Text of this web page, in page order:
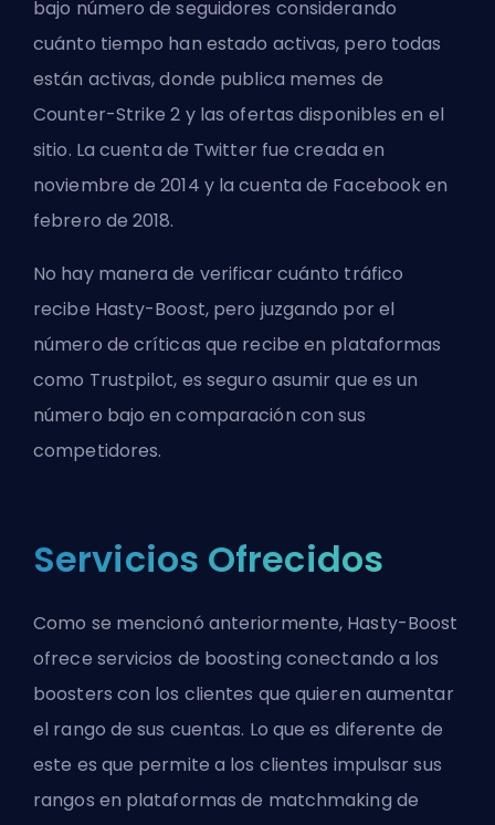
bajo número de seguidores considerando
cuánto tiempo han estado activas, pero todas
están activas, donde publica memes de
Counter-Strike 2 y las ofertas disponibles en el
sitio. La cuenta de Twitter fue creada en
noviembre de 2014 y la cuenta de Facebook en
febrero de 2018.
No hay manera de verificar cuánto tráfico
recibe Hasty-Boost, pero juzgando por el
número de críticas que recibe en plataformas
como Trustpilot, es seguro asumir que es un
número bajo en comparación con sus
competidores.
Servicios Ofrecidos
Como se mencionó anteriormente, Hasty-Boost
ofrece servicios de boosting conectando a los
boosters con los clientes que quieren aumentar
el rango de sus cuentas. Lo que es diferente de
este es que permite a los clientes impulsar sus
rangos en plataformas de matchmaking de